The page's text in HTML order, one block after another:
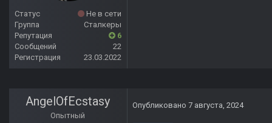
Статус
Не в сети
Группа
Сталкеры
Репутация
6
Сообщений
22
Регистрация
23.03.2022
AngelOfEcstasy
Опытный
Опубликовано 7 августа, 2024